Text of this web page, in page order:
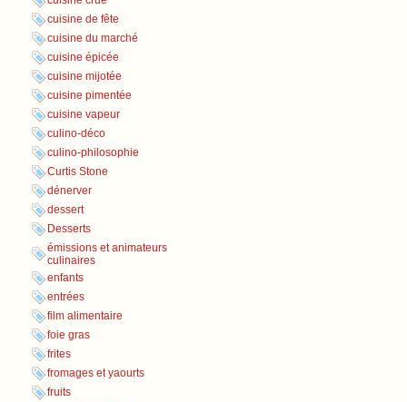
cuisine de fête
cuisine du marché
cuisine épicée
cuisine mijotée
cuisine pimentée
cuisine vapeur
culino-déco
culino-philosophie
Curtis Stone
dénerver
dessert
Desserts
émissions et animateurs
culinaires
enfants
entrées
film alimentaire
foie gras
frites
fromages et yaourts
fruits